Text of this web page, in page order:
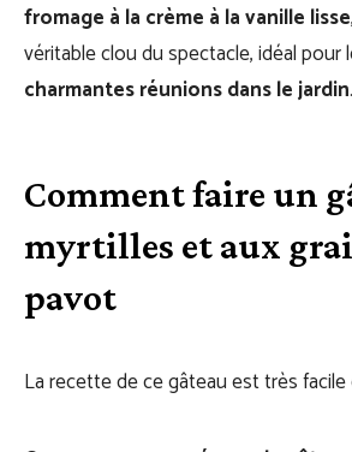
fromage à la crème à la vanille lisse
véritable clou du spectacle, idéal pour
charmantes réunions dans le jardin.
Comment faire un
myrtilles et aux
pavot
La recette de ce gâteau est très facile